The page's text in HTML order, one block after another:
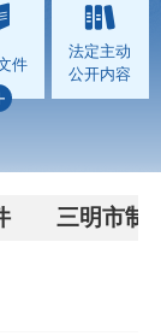
件
法定主动
公开内容
三明市制